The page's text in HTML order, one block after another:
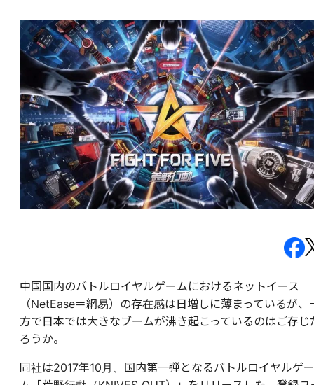
中国国内のバトルロイヤルゲームにおけるネットイース
（NetEase＝網易）の存在感は日増しに薄まっているが、
方で日本では大きなブームが沸き起こっているのはご存じ
ろうか。
同社は2017年10月、国内第一弾となるバトルロイヤルゲー